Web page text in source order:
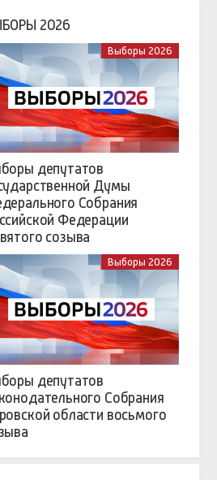
2026
Выборы 2026
депутатов
Думы
Собрания
Федерации
созыва
Выборы 2026
депутатов
Собрания
области восьмого